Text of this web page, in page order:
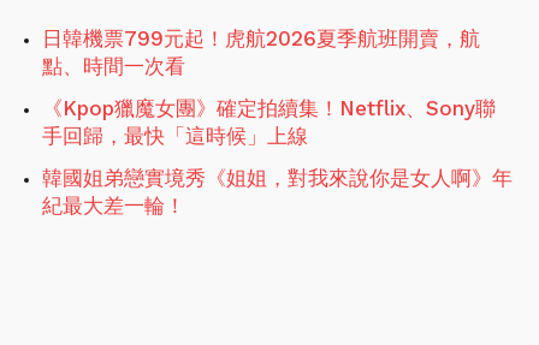
日韓機票799元起！虎航2026夏季航班開賣，航
點、時間一次看
《Kpop獵魔女團》確定拍續集！Netflix、Sony聯
手回歸，最快「這時候」上線
韓國姐弟戀實境秀《姐姐，對我來說你是女人啊》年
紀最大差一輪！